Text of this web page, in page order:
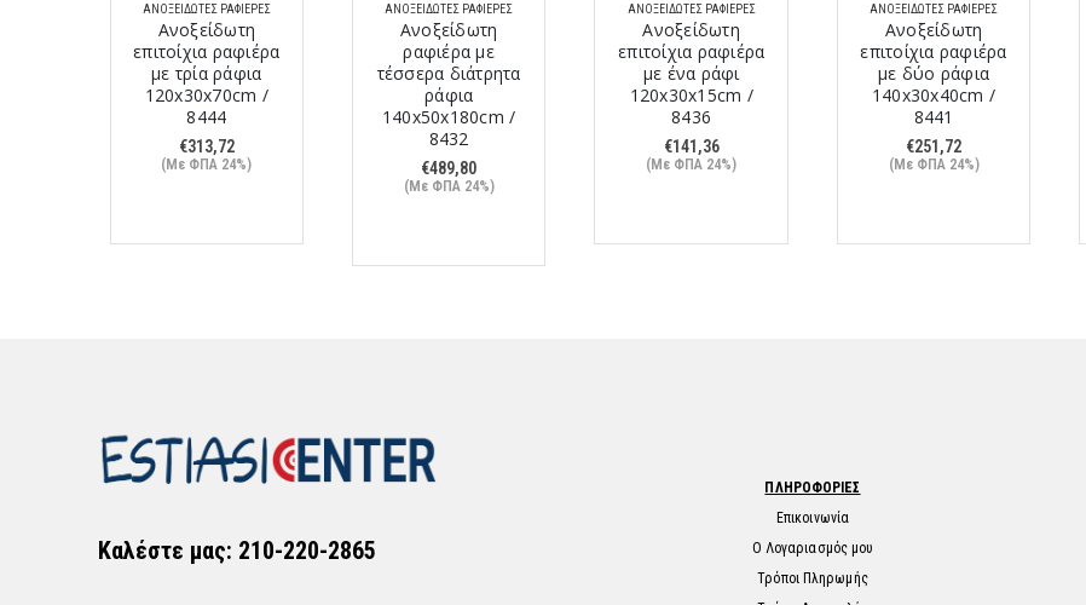
ΑΝΟΞΕΊΔΩΤΕΣ ΡΑΦΙΈΡΕΣ
Ανοξείδωτη
επιτοίχια ραφιέρα
με τρία ράφια
120x30x70cm /
8444
€313,72
(Με ΦΠΑ 24%)
ΑΝΟΞΕΊΔΩΤΕΣ ΡΑΦΙΈΡΕΣ
Ανοξείδωτη
ραφιέρα με
τέσσερα διάτρητα
ράφια
140x50x180cm /
8432
€489,80
(Με ΦΠΑ 24%)
ΑΝΟΞΕΊΔΩΤΕΣ ΡΑΦΙΈΡΕΣ
Ανοξείδωτη
επιτοίχια ραφιέρα
με ένα ράφι
120x30x15cm /
8436
€141,36
(Με ΦΠΑ 24%)
ΑΝΟΞΕΊΔΩΤΕΣ ΡΑΦΙΈΡΕΣ
Ανοξείδωτη
επιτοίχια ραφιέρα
με δύο ράφια
140x30x40cm /
8441
€251,72
(Με ΦΠΑ 24%)
Καλέστε μας: 210-220-2865
ΠΛΗΡΟΦΟΡΙΕΣ
Επικοινωνία
Ο Λογαριασμός μου
Τρόποι Πληρωμής